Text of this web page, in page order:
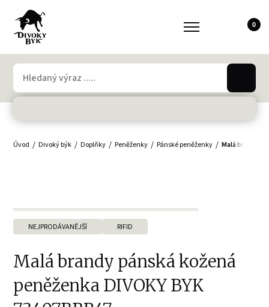
0
Úvod Divoký býk Doplňky Peněženky Pánské peněženky Malá brandy
NEJPRODÁVANĚJŠÍ RIFID
Malá brandy pánská kožená
peněženka DIVOKY BYK